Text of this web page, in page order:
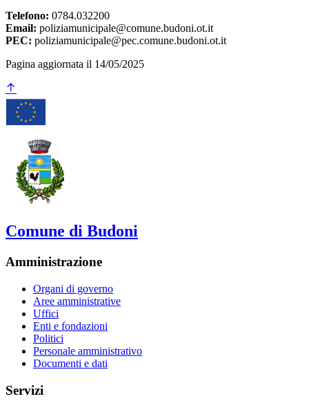
Telefono: 0784.032200
Email: poliziamunicipale@comune.budoni.ot.it
PEC: poliziamunicipale@pec.comune.budoni.ot.it
Pagina aggiornata il 14/05/2025
Comune di Budoni
Amministrazione
Organi di governo
Aree amministrative
Uffici
Enti e fondazioni
Politici
Personale amministrativo
Documenti e dati
Servizi